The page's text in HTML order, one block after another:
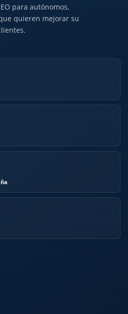
para autónomos,
quieren mejorar su